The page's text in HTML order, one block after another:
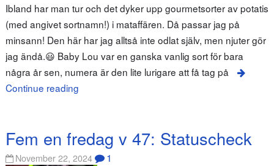
Ibland har man tur och det dyker upp gourmetsorter av potatis
(med angivet sortnamn!) i mataffären. Då passar jag på
minsann! Den här har jag alltså inte odlat själv, men njuter gör
jag ändå.😃 Baby Lou var en ganska vanlig sort för bara
några år sen, numera är den lite lurigare att få tag på
Continue reading
Fem en fredag v 47: Statuscheck
November 22, 2024 1